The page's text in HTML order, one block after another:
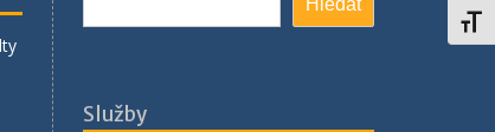
Hledat
Služby